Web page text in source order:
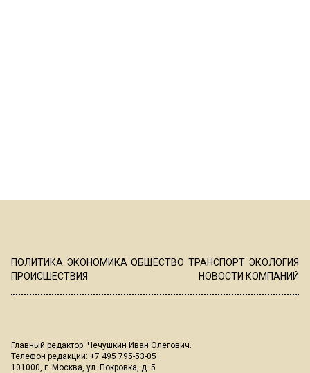
ПОЛИТИКА ЭКОНОМИКА ОБЩЕСТВО ТРАНСПОРТ ЭКОЛОГИЯ
ПРОИСШЕСТВИЯ
НОВОСТИ КОМПАНИЙ
Главный редактор: Чечушкин Иван Олегович.
Телефон редакции: +7 495 795-53-05
101000, г. Москва, ул. Покровка, д. 5